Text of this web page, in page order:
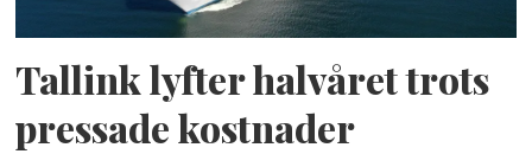
Tallink lyfter halvåret trots
pressade kostnader